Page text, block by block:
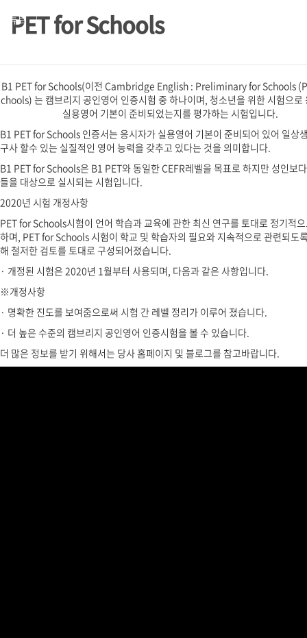
유튜브
PET for Schools
B1 PET for Schools(이전 Cambridge English : Preliminary for Schools
chools) 는 캠브리지 공인영어 인증시험 중 하나이며, 청소년을 위한 시험으로
실용영어 기본이 준비되었는지를 평가하는 시험입니다.
B1 PET for Schools 인증서는 응시자가 실용영어 기본이 준비되어 있어 일상
구사 할수 있는 실질적인 영어 능력을 갖추고 있다는 것을 의미합니다.
B1 PET for Schools은 B1 PET와 동일한 CEFR레벨을 목표로 하지만 성인보
들을 대상으로 실시되는 시험입니다.
2020년 시험 개정사항
PET for Schools시험이 언어 학습과 교육에 관한 최신 연구를 토대로 정기적
하며, PET for Schools 시험이 학교 및 학습자의 필요와 지속적으로 관련되도
해 철저한 검토를 토대로 구성되어졌습니다.
· 개정된 시험은 2020년 1월부터 사용되며, 다음과 같은 사항입니다.
※개정사항
· 명확한 진도를 보여줌으로써 시험 간 레벨 정리가 이루어 졌습니다.
· 더 높은 수준의 캠브리지 공인영어 인증시험을 볼 수 있습니다.
더 많은 정보를 받기 위해서는 당사 홈페이지 및 블로그를 참고바랍니다.